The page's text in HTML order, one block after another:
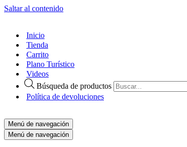
Saltar al contenido
Inicio
Tienda
Carrito
Plano Turístico
Videos
Búsqueda de productos
Política de devoluciones
Menú de navegación
Menú de navegación